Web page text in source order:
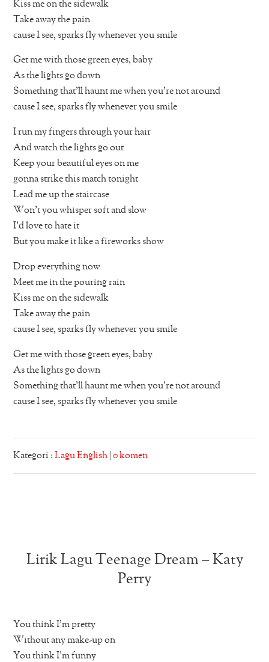
Kiss me on the sidewalk
Take away the pain
cause I see, sparks fly whenever you smile
Get me with those green eyes, baby
As the lights go down
Something that’ll haunt me when you’re not around
cause I see, sparks fly whenever you smile
I run my fingers through your hair
And watch the lights go out
Keep your beautiful eyes on me
gonna strike this match tonight
Lead me up the staircase
Won’t you whisper soft and slow
I’d love to hate it
But you make it like a fireworks show
Drop everything now
Meet me in the pouring rain
Kiss me on the sidewalk
Take away the pain
cause I see, sparks fly whenever you smile
Get me with those green eyes, baby
As the lights go down
Something that’ll haunt me when you’re not around
cause I see, sparks fly whenever you smile
Kategori :Lagu English |0 komen
Lirik Lagu Teenage Dream – Katy
Perry
You think I’m pretty
Without any make-up on
You think I’m funny